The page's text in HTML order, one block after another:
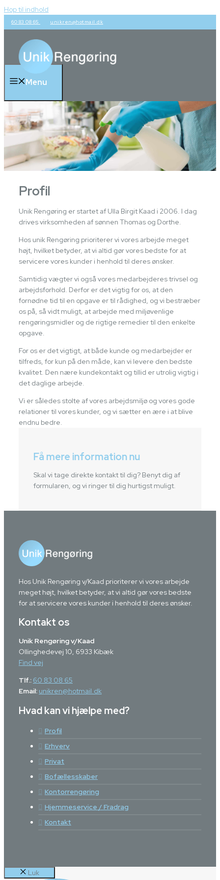
Hop til indhold
60 83 08 65 unikren@hotmail.dk
Menu
Profil
Unik Rengøring er startet af Ulla Birgit Kaad i 2006. I dag
drives virksomheden af sønnen Thomas og Dorthe.
Hos unik Rengøring prioriterer vi vores arbejde meget
højt, hvilket betyder, at vi altid gør vores bedste for at
servicere vores kunder i henhold til deres ønsker.
Samtidig vægter vi også vores medarbejderes trivsel og
arbejdsforhold. Derfor er det vigtig for os, at den
fornødne tid til en opgave er til rådighed, og vi bestræber
os på, så vidt muligt, at arbejde med miljøvenlige
rengøringsmidler og de rigtige remedier til den enkelte
opgave.
For os er det vigtigt, at både kunde og medarbejder er
tilfreds, for kun på den måde, kan vi levere den bedste
kvalitet. Den nære kundekontakt og tillid er utrolig vigtig i
det daglige arbejde.
Vi er således stolte af vores arbejdsmiljø og vores gode
relationer til vores kunder, og vi sætter en ære i at blive
endnu bedre.
Få mere information nu
Skal vi tage direkte kontakt til dig? Benyt dig af
formularen, og vi ringer til dig hurtigst muligt.
Hos Unik Rengøring v/Kaad prioriterer vi vores arbejde
meget højt, hvilket betyder, at vi altid gør vores bedste
for at servicere vores kunder i henhold til deres ønsker.
Kontakt os
Unik Rengøring v/Kaad
Ollinghedevej 10, 6933 Kibæk
Find vej
Tlf.: 60 83 08 65
Email: unikren@hotmail.dk
Hvad kan vi hjælpe med?
Profil
Erhverv
Privat
Bofællesskaber
Kontorrengøring
Hjemmeservice / Fradrag
Kontakt
Luk